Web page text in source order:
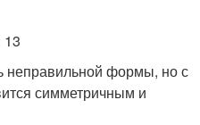
неправильной формы, но с
симметричным и